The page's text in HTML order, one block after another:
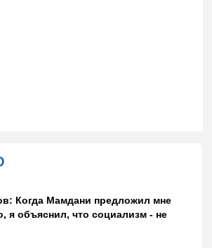
Когда Мамдани предложил мне
я объяснил, что социализм - не